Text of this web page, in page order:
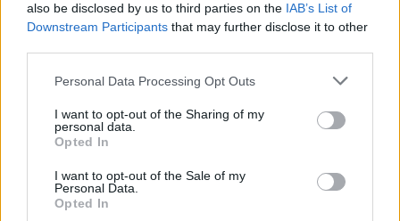
also be disclosed by us to third parties on the IAB’s List of
Downstream Participants that may further disclose it to other
Please note that this website/app uses one or more Google
not limited to your visit or usage behaviour. You may click to
grant or deny consent to Google and its third-party tags to
use your data for below specified purposes in below Google
consent section.
Personal Data Processing Opt Outs
I want to opt-out of the Sharing of my
personal data.
Opted In
I want to opt-out of the Sale of my
Personal Data.
Opted In
delicioso, recuerda que la forma en que lo disfrutas
puede ser tan importante como el sabor. Con un
hecho a mano, la comida se convierte en una
experiencia inolvidable, una celebración de la vida
misma.